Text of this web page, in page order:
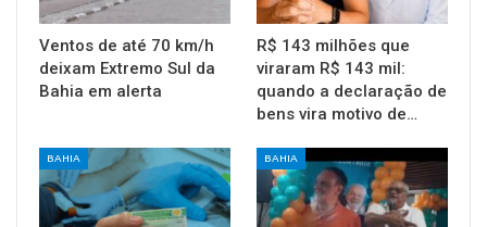
Ventos de até 70 km/h
deixam Extremo Sul da
Bahia em alerta
R$ 143 milhões que
viraram R$ 143 mil:
quando a declaração de
bens vira motivo de…
BAHIA BAHIA